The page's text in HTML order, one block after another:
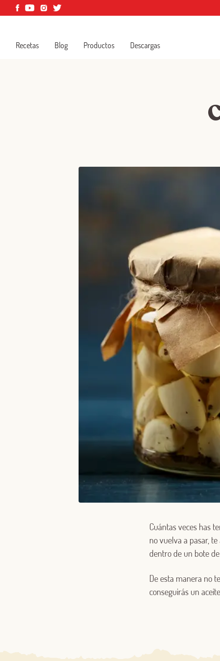
Recetas Blog Productos Descargas
Cuántas veces has
no vuelva a pasar,
dentro de un bote
De esta manera no
conseguirás un